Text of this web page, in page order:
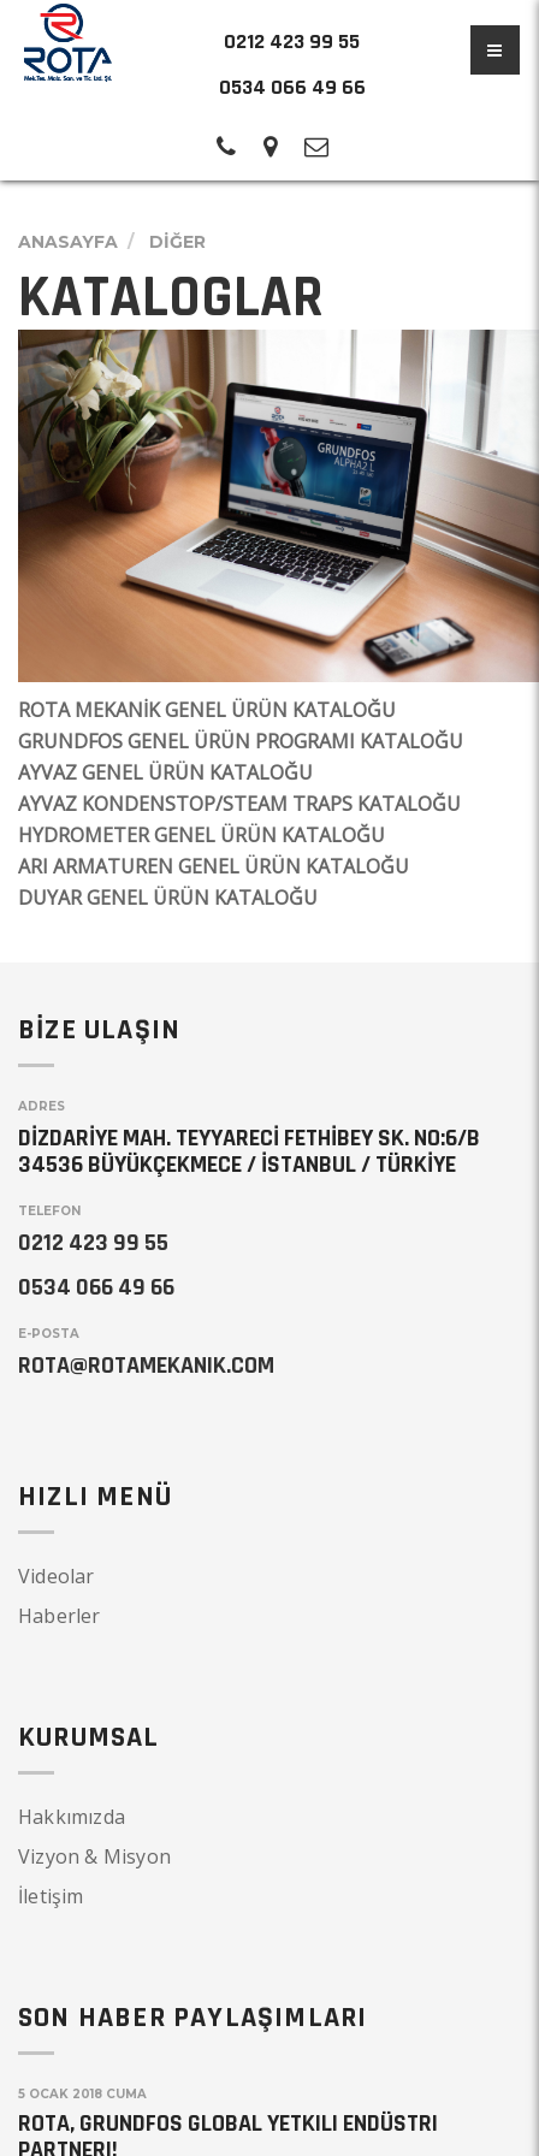
0212 423 99 55
0534 066 49 66
ANASAYFA DİĞER
KATALOGLAR
ROTA MEKANİK GENEL ÜRÜN KATALOĞU
GRUNDFOS GENEL ÜRÜN PROGRAMI KATALOĞU
AYVAZ GENEL ÜRÜN KATALOĞU
AYVAZ KONDENSTOP/STEAM TRAPS KATALOĞU
HYDROMETER GENEL ÜRÜN KATALOĞU
ARI ARMATUREN GENEL ÜRÜN KATALOĞU
DUYAR GENEL ÜRÜN KATALOĞU
BİZE ULAŞIN
ADRES
DİZDARİYE MAH. TEYYARECİ FETHİBEY SK. NO:6/B
34536 BÜYÜKÇEKMECE / İSTANBUL / TÜRKİYE
TELEFON
0212 423 99 55
0534 066 49 66
E-POSTA
ROTA@ROTAMEKANIK.COM
HIZLI MENÜ
Videolar
Haberler
KURUMSAL
Hakkımızda
Vizyon & Misyon
İletişim
SON HABER PAYLAŞIMLARI
5 OCAK 2018 CUMA
ROTA, GRUNDFOS GLOBAL YETKILI ENDÜSTRI